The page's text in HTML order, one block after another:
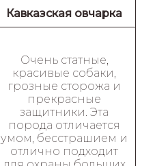
Кавказская овчарка
Очень статные,
красивые собаки,
грозные сторожа и
прекрасные
защитники. Эта
порода отличается
умом, бесстрашием и
отлично подходит